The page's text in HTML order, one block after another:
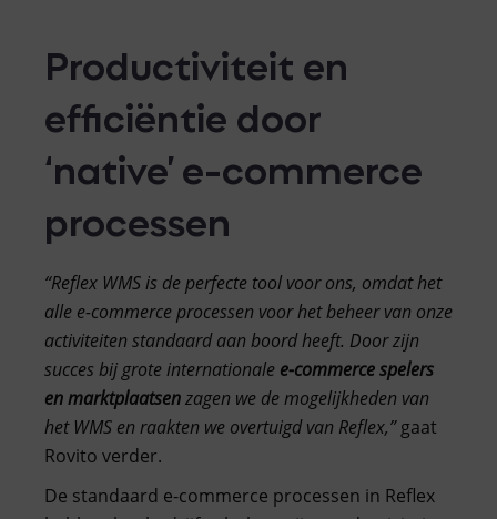
Productiviteit en
efficiëntie door
‘native’ e-commerce
processen
“Reflex WMS is de perfecte tool voor ons, omdat het
alle e-commerce processen voor het beheer van onze
activiteiten standaard aan boord heeft. Door zijn
succes bij grote internationale e-commerce spelers
en marktplaatsenzagen we de mogelijkheden van
het WMS en raakten we overtuigd van Reflex,”gaat
Rovito verder.
De standaard e-commerce processen in Reflex